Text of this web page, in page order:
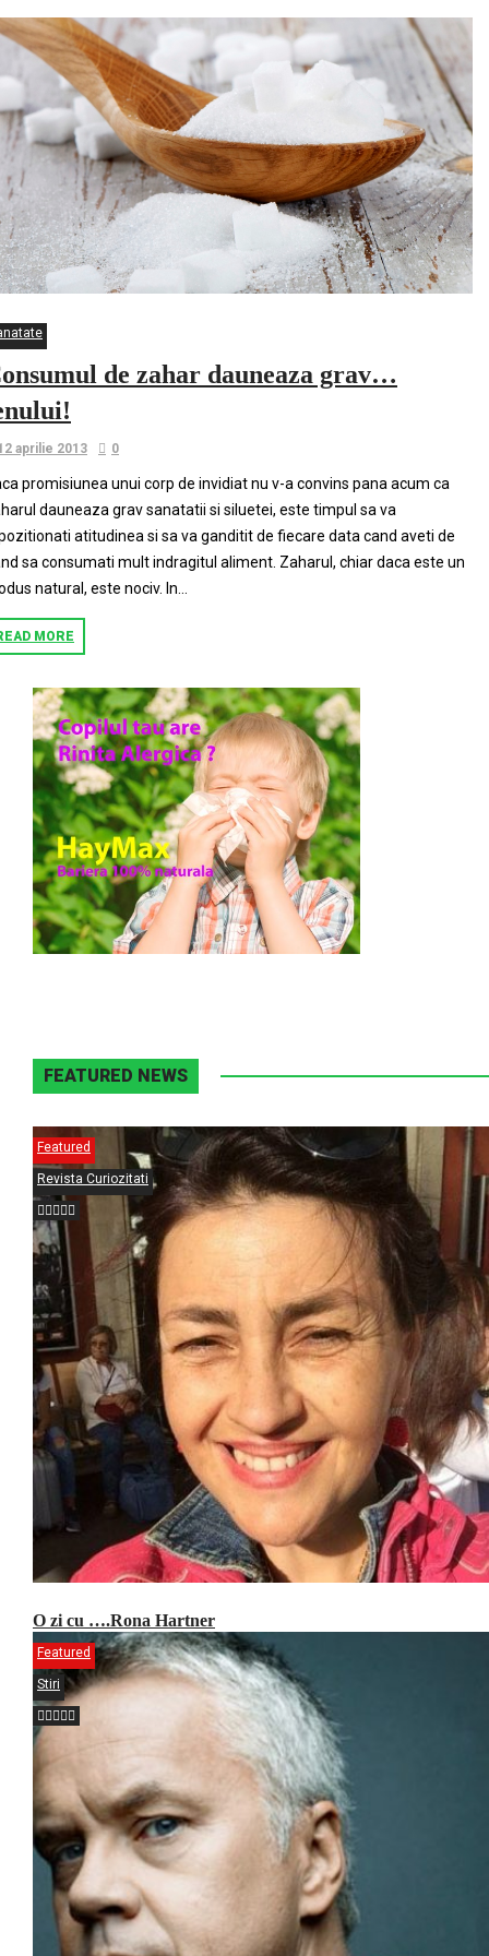
de zahar dauneaza grav…
aprilie 2013 0
promisiunea unui corp de invidiat nu v-a convins pana acum ca
dauneaza grav sanatatii si siluetei, este timpul sa va
atitudinea si sa va ganditit de fiecare data cand aveti de
sa consumati mult indragitul aliment. Zaharul, chiar daca este un
natural, este nociv. In...
MORE
FEATURED NEWS
Featured
Revista Curiozitati
O zi cu ….Rona Hartner
Featured
Stiri